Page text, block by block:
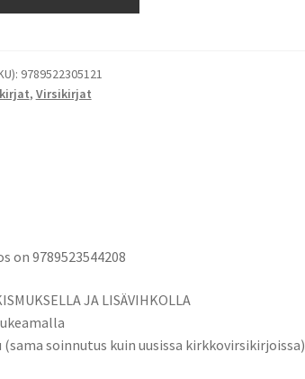
9789522305121
, Virsikirjat
on 9789523544208
JA LISÄVIHKOLLA
soinnutus kuin uusissa kirkkovirsikirjoissa)